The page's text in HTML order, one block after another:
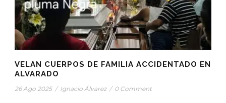
VELAN CUERPOS DE FAMILIA ACCIDENTADO EN
ALVARADO
26 Ago 2025 / Ignacio Álvarez / 0 Comment